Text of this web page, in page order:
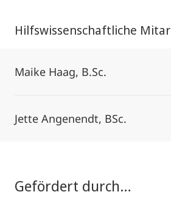
Hilfswissenschaftliche
Maike Haag, B.Sc.
Jette Angenendt, BSc.
Gefördert durch…